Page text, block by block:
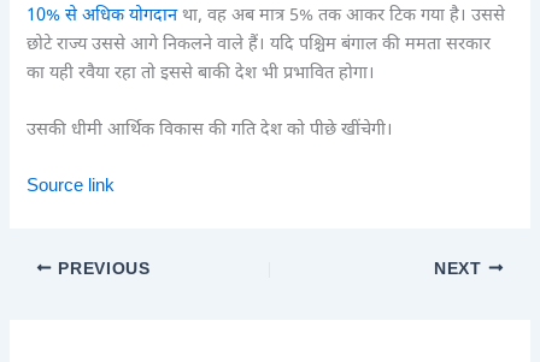
10% से अधिक योगदानथा, वह अब मात्र 5% तक आकर टिक गया है। उससे
छोटे राज्य उससे आगे निकलने वाले हैं। यदि पश्चिम बंगाल की ममता सरकार
का यही रवैया रहा तो इससे बाकी देश भी प्रभावित होगा।
उसकी धीमी आर्थिक विकास की गति देश को पीछे खींचेगी।
Source link
PREVIOUS NEXT